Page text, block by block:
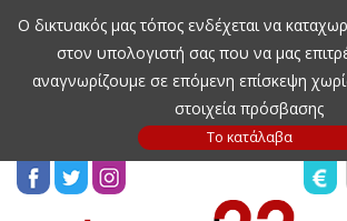
Ο δικτυακός μας τόπος ενδέχεται να
στον υπολογιστή σας που να μας
αναγνωρίζουμε σε επόμενη επίσκεψη
στοιχεία πρόσβασης